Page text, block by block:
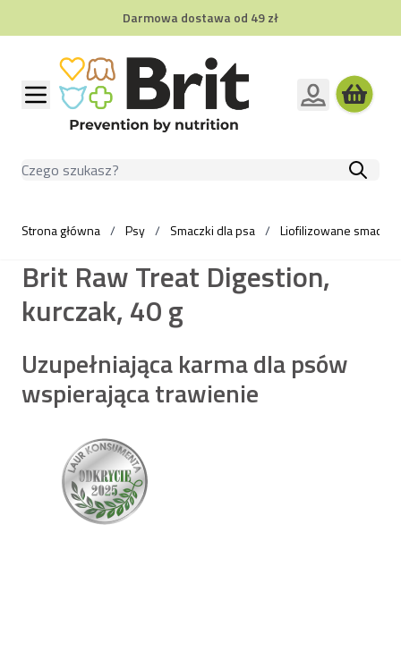
Darmowa dostawa od 49 zł
Przejdź do treści
Szukaj
Strona główna / Psy / Smaczki dla psa / Liofilizowane smaczki
Brit Raw Treat Digestion,
kurczak, 40 g
Uzupełniająca karma dla psów
wspierająca trawienie